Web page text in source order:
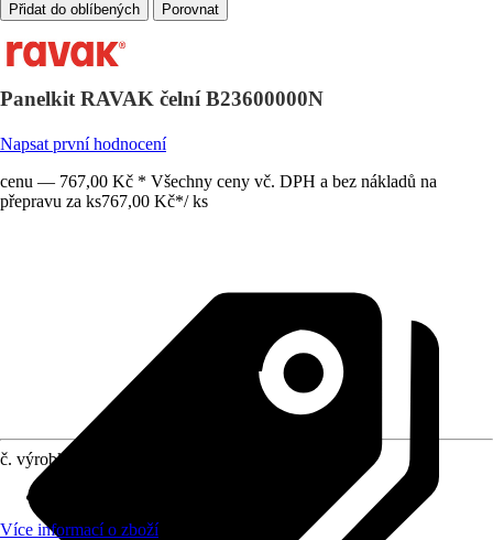
Porovnat
Panelkit RAVAK čelní B23600000N
Napsat první hodnocení
cenu — 767,00 Kč * Všechny ceny vč. DPH a bez nákladů na
přepravu za ks767,00 Kč*/ ks
č. výrobku
Více informací o zboží